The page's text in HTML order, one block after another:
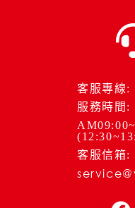
客服專線:
服務時間:
客服信箱: